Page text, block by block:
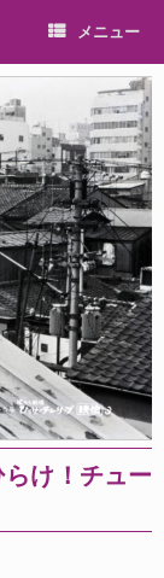
メニュー
け！チュー